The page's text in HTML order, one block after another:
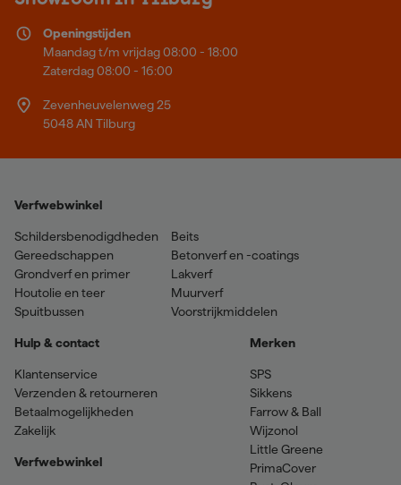
Openingstijden
Maandag t/m vrijdag 08:00 - 18:00
Zaterdag 08:00 - 16:00
Zevenheuvelenweg 25
5048 AN Tilburg
Verfwebwinkel
Schildersbenodigdheden
Gereedschappen
Grondverf en primer
Houtolie en teer
Spuitbussen
Beits
Betonverf en -coatings
Lakverf
Muurverf
Voorstrijkmiddelen
Hulp & contact
Klantenservice
Verzenden & retourneren
Betaalmogelijkheden
Zakelijk
Verfwebwinkel
Merken
SPS
Sikkens
Farrow & Ball
Wijzonol
Little Greene
PrimaCover